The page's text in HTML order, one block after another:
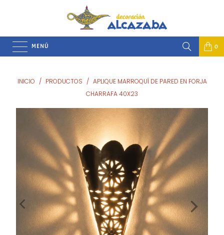
MENÚ 0
INICIO / PRODUCTOS / APLIQUE MARROQUÍ DE PARED EN FORJA
CHARRAFA 40X23